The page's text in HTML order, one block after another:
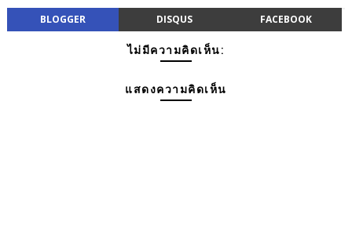
BLOGGER DISQUS FACEBOOK
ไม่มีความคิดเห็น:
แสดงความคิดเห็น